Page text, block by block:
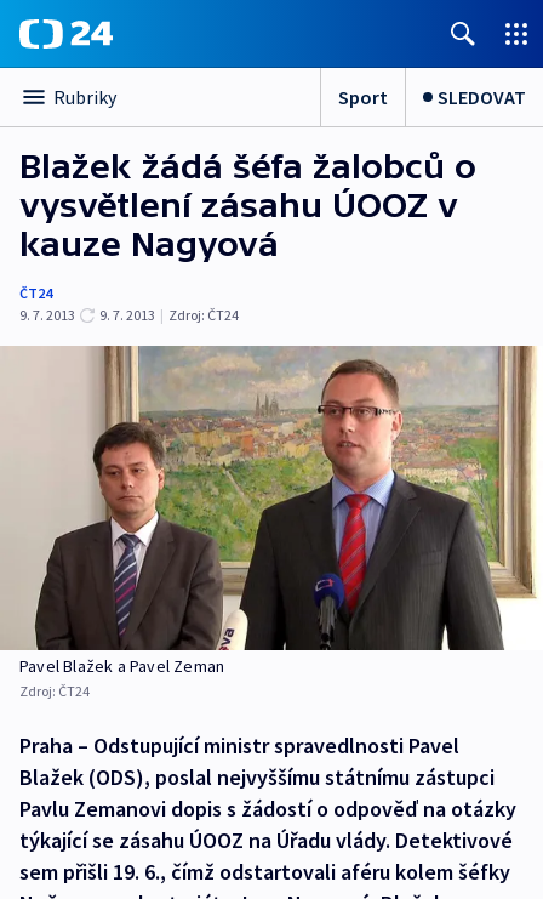
Rubriky Sport SLEDOVAT
Blažek žádá šéfa žalobců o
vysvětlení zásahu ÚOOZ v
kauze Nagyová
ČT24
9. 7. 2013
9. 7. 2013 | Zdroj: ČT24
Pavel Blažek a Pavel Zeman
Zdroj: ČT24
Praha – Odstupující ministr spravedlnosti Pavel
Blažek (ODS), poslal nejvyššímu státnímu zástupci
Pavlu Zemanovi dopis s žádostí o odpověď na otázky
týkající se zásahu ÚOOZ na Úřadu vlády. Detektivové
sem přišli 19. 6., čímž odstartovali aféru kolem šéfky